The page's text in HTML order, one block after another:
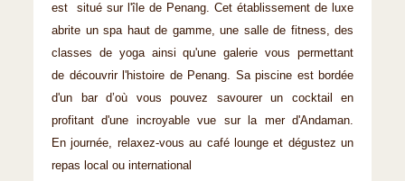
est situé sur l'île de Penang. Cet établissement de luxe
abrite un spa haut de gamme, une salle de fitness, des
classes de yoga ainsi qu'une galerie vous permettant
de découvrir l'histoire de Penang. Sa piscine est bordée
d'un bar d’où vous pouvez savourer un cocktail en
profitant d'une incroyable vue sur la mer d'Andaman.
En journée, relaxez-vous au café lounge et dégustez un
repas local ou international